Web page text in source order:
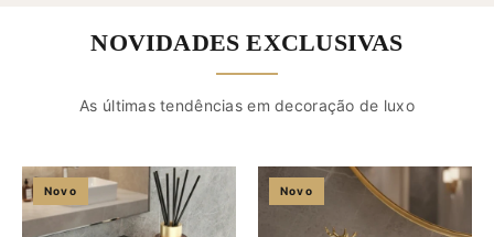
NOVIDADES EXCLUSIVAS
As últimas tendências em decoração de luxo
Novo Novo